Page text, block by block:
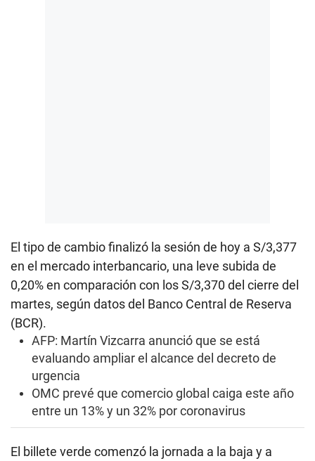
El tipo de cambio finalizó la sesión de hoy a S/3,377
en el mercado interbancario, una leve subida de
0,20% en comparación con los S/3,370 del cierre del
martes, según datos del Banco Central de Reserva
(BCR).
AFP: Martín Vizcarra anunció que se está
evaluando ampliar el alcance del decreto de
urgencia
OMC prevé que comercio global caiga este año
entre un 13% y un 32% por coronavirus
El billete verde comenzó la jornada a la baja y a